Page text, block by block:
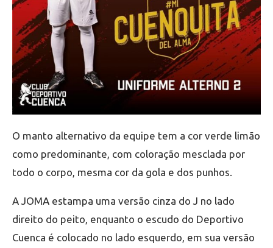
O manto alternativo da equipe tem a cor verde limão
como predominante, com coloração mesclada por
todo o corpo, mesma cor da gola e dos punhos.
A JOMA estampa uma versão cinza do J no lado
direito do peito, enquanto o escudo do Deportivo
Cuenca é colocado no lado esquerdo, em sua versão